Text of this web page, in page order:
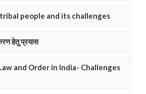
people and its challenges
हेतु प्रयास
and Order in India- Challenges